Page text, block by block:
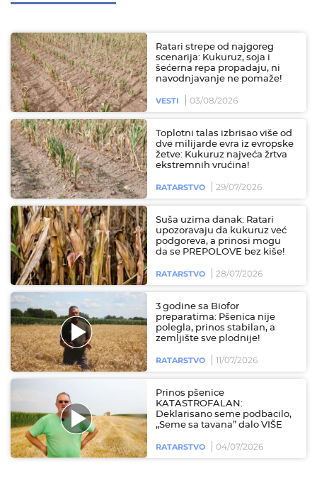
Ratari strepe od najgoreg
scenarija: Kukuruz, soja i
šećerna repa propadaju, ni
navodnjavanje ne pomaže!
VESTI 03/08/2026
Toplotni talas izbrisao više od
dve milijarde evra iz evropske
žetve: Kukuruz najveća žrtva
ekstremnih vrućina!
RATARSTVO 29/07/2026
Suša uzima danak: Ratari
upozoravaju da kukuruz već
podgoreva, a prinosi mogu
da se PREPOLOVE bez kiše!
RATARSTVO 28/07/2026
3 godine sa Biofor
preparatima: Pšenica nije
polegla, prinos stabilan, a
zemljište sve plodnije!
RATARSTVO 11/07/2026
Prinos pšenice
KATASTROFALAN:
Deklarisano seme podbacilo,
„Seme sa tavana” dalo VIŠE
RATARSTVO 04/07/2026